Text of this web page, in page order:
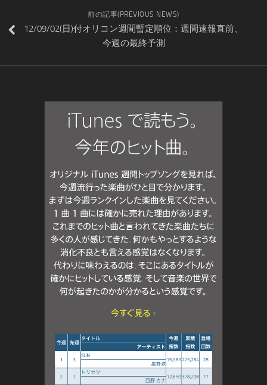
前の記事(PREVIOUS NEWS)
12/09/02(日)付オリコン週間暫定順位：週間速報直前、
今週の最終予測